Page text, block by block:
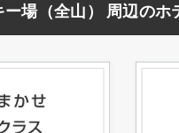
場（全山） 周辺のホ